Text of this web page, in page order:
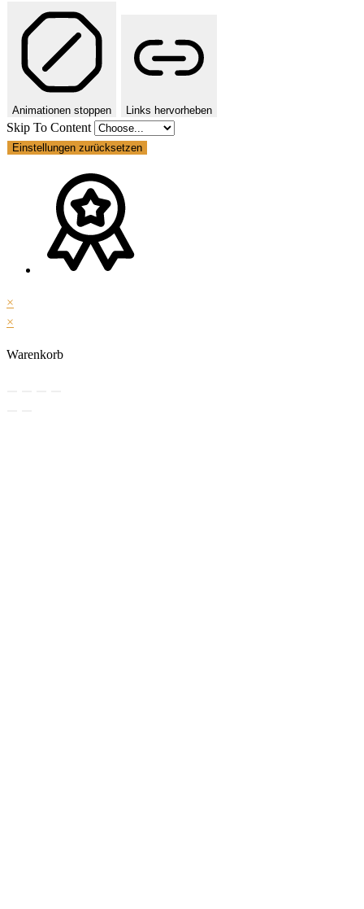
Animationen stoppen Links hervorheben
Skip To Content
Einstellungen zurücksetzen
×
×
Warenkorb